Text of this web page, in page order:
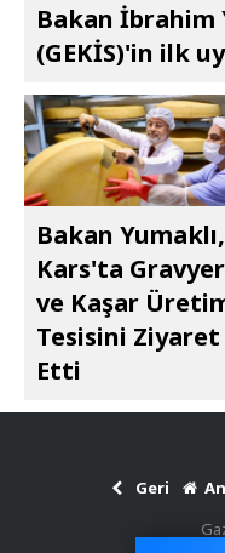
Bakan İbrahim
(GEKİS)'in ilk
Bakan Yumaklı,
Kars'ta Gravyer
ve Kaşar
Tesisini Ziyaret
Etti
Geri